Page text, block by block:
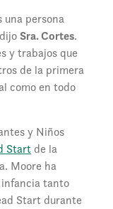
una persona
Sra. Cortes.
y trabajos que
de la primera
como en todo
y Niños
Startde la
Moore ha
tanto
Start durante